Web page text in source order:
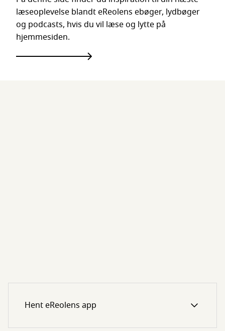
læseoplevelse blandt eReolens ebøger, lydbøger
og podcasts, hvis du vil læse og lytte på
hjemmesiden.
Hent eReolens app